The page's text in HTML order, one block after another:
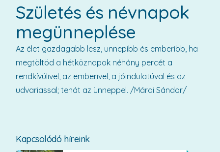
Kapcsolódó híreink
Születés és névnapok
megünneplése
Az élet gazdagabb lesz, ünnepibb és emberibb, ha
megtöltöd a hétköznapok néhány percét a
rendkívülivel, az emberivel, a jóindulatúval és az
udvariassal; tehát az ünneppel. /Márai Sándor/